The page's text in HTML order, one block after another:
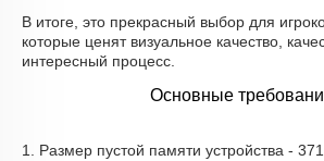
В итоге, это прекрасный выбор для
которые ценят визуальное качество,
интересный процесс.
Основные
1. Размер пустой памяти устройства -